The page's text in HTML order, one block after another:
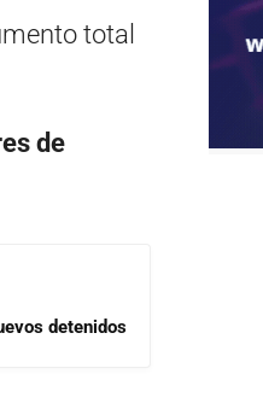
total
de
detenidos